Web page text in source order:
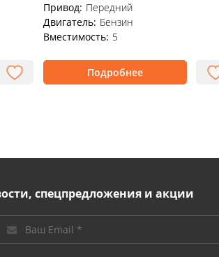
Привод: Передний
Двигатель: Бензин
Вместимость: 5
Подробнее
спецпредложения и акции